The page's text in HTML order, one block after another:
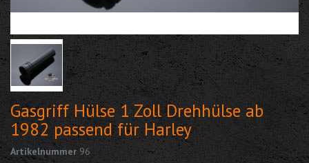
Gasgriff Hülse 1 Zoll Drehhülse ab
1982 passend für Harley
Artikelnummer 96